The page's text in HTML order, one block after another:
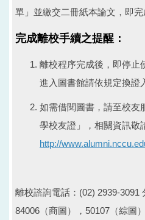
單」並繳交二冊紙本論文，即完
完成離校手續之提醒：
離校程序完成後，即停止
進入圖書館請依規定換證
如需借閱圖書，請至校友
學校友證」，相關資訊敬
http://
離校諮詢電話：(02) 2939-3091
84006（商圖），50107（綜圖